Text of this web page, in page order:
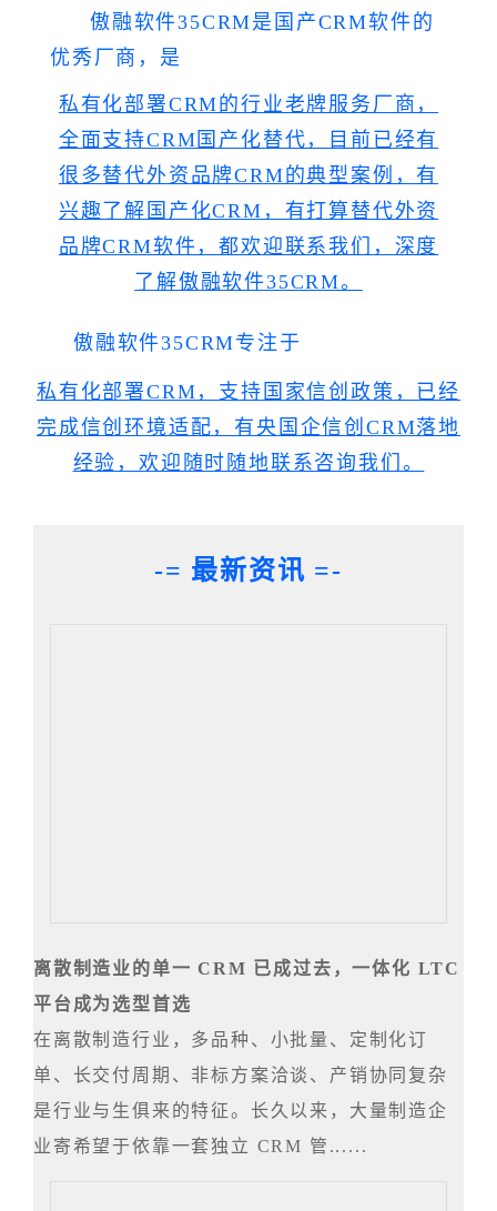
傲融软件35CRM是国产CRM软件的
优秀厂商，是
私有化部署CRM的行业老牌服务厂商，
全面支持CRM国产化替代，目前已经有
很多替代外资品牌CRM的典型案例，有
兴趣了解国产化CRM，有打算替代外资
品牌CRM软件，都欢迎联系我们，深度
了解傲融软件35CRM。
傲融软件35CRM专注于
私有化部署CRM，支持国家信创政策，已经
完成信创环境适配，有央国企信创CRM落地
经验，欢迎随时随地联系咨询我们。
-= 最新资讯 =-
离散制造业的单一 CRM 已成过去，一体化 LTC
平台成为选型首选
在离散制造行业，多品种、小批量、定制化订
单、长交付周期、非标方案洽谈、产销协同复杂
是行业与生俱来的特征。长久以来，大量制造企
业寄希望于依靠一套独立 CRM 管......